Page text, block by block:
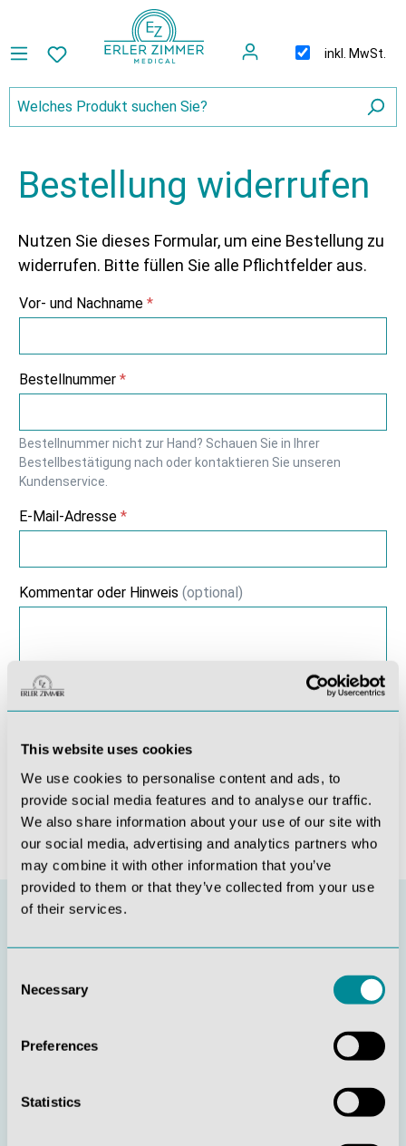
This website uses cookies
We use cookies to personalise content and ads, to
provide social media features and to analyse our traffic.
We also share information about your use of our site with
our social media, advertising and analytics partners who
may combine it with other information that you’ve
provided to them or that they’ve collected from your use
of their services.
Selection
Necessary
Preferences
Statistics
inkl. MwSt.
Bestellung widerrufen
Nutzen Sie dieses Formular, um eine Bestellung zu
widerrufen. Bitte füllen Sie alle Pflichtfelder aus.
Vor- und Nachname *
Bestellnummer *
Bestellnummer nicht zur Hand? Schauen Sie in Ihrer
Bestellbestätigung nach oder kontaktieren Sie unseren
Kundenservice.
E-Mail-Adresse *
Kommentar oder Hinweis (optional)
Ich habe dieDatenschutzhinweisezur Kenntnis
Weiter zum Widerruf
Bleiben Sie informiert
Abonnieren Sie unseren Newsletter und erfahren Sie als
erstes von neuen Produkten und aktuellen Angeboten.